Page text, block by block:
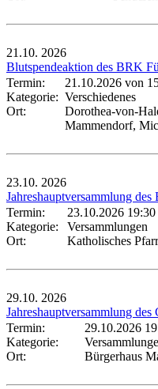
21.10. 2026
Blutspendeaktion des BRK
Termin:
21.10.2026 von
Kategorie: Verschiedenes
Ort:
Dorothea-von-
Mammendorf,
23.10. 2026
Jahreshauptversammlung
Termin:
23.10.2026
Kategorie:
Versammlungen
Ort:
Katholisches
29.10. 2026
Jahreshauptversammlung
Termin:
29.10.2026
Kategorie:
Ort:
Bürgerhaus